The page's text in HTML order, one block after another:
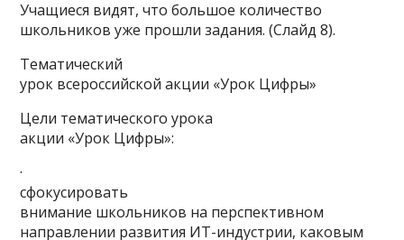
Учащиеся видят, что большое количество
школьников уже прошли задания. (Слайд 8).
Тематический
урок всероссийской акции «Урок Цифры»
Цели тематического урока
акции «Урок Цифры»:
·
сфокусировать
внимание школьников на перспективном
направлении развития ИТ-индустрии, каковым